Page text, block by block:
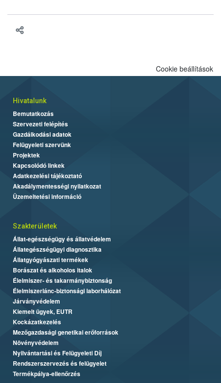
minden adatot összevetve dönteni arról, hogy egy alapanyagot
folyamatban szeretnénk segítséget nyújtani a vállalkozásnak az
Cookie beállítások
Hivatalunk
Bemutatkozás
Szervezeti felépítés
Gazdálkodási adatok
Felügyeleti szervünk
Projektek
Kapcsolódó linkek
Adatkezelési tájékoztató
Akadálymentességi nyilatkozat
Üzemeltetési információ
Szakterületek
Állat-egészségügy és állatvédelem
Állategészségügyi diagnosztika
Állatgyógyászati termékek
Borászat és alkoholos italok
Élelmiszer- és takarmánybiztonság
Élelmiszerlánc-biztonsági laborhálózat
Járványvédelem
Kiemelt ügyek, EUTR
Kockázatkezelés
Mezőgazdasági genetikai erőforrások
Növényvédelem
Nyilvántartási és Felügyeleti Díj
Rendszerszervezés és felügyelet
Termékpálya-ellenőrzés